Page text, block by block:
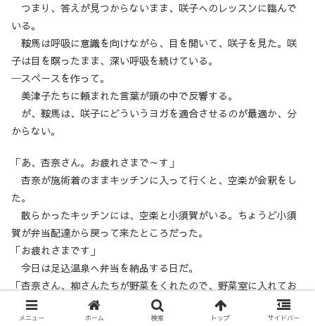
つまり、答えが見つからないまま、咲子へのレッスンに臨んで
いる。
鞍馬は呼吸に意識を向けながら、目を開いて、咲子を見た。咲
子は目を瞑ったまま、深い呼吸を続けている。
─スペースを作って。
美津子たちに頼まれた言葉が頭の中で反響する。
が、鞍馬は、咲子にどういうヨガを適合させるのが最適か、分
からない。
「あ、杏奈さん。お疲れさまで～す」
杏奈が施術着のままキッチンに入って行くと、空楽が会釈をし
た。
散らかったキッチンには、空楽と小須賀がいる。ちょうど小須
賀が弁当配達から戻って来たところだった。
「お疲れさまです」
今日は足込温泉へ弁当を納品する日だ。
「杏奈さん、柳さんたちが野菜をくれたので、野菜室に入れてお
きましたよ」
「え…ありがとうございます」
メニュー ホーム 検索 トップ サイドバー